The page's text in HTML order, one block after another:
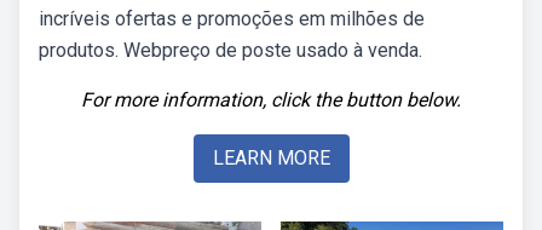
incríveis ofertas e promoções em milhões de
produtos. Webpreço de poste usado à venda.
For more information, click the button below.
LEARN MORE